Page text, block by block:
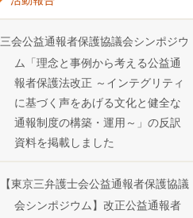
三会公益通報者保護協議会シンポジウ
ム「理念と事例から考える公益通
報者保護法改正 ～インテグリティ
に基づく声をあげる文化と健全な
通報制度の構築・運用～」の反訳
資料を掲載しました
【東京三弁護士会公益通報者保護協議
会シンポジウム】改正公益通報者